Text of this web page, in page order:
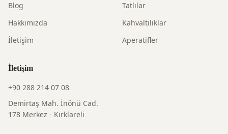
Blog
Hakkımızda
İletişim
Tatlılar
Kahvaltılıklar
Aperatifler
İletişim
+90 288 214 07 08
Demirtaş Mah. İnönü Cad.
178 Merkez - Kırklareli